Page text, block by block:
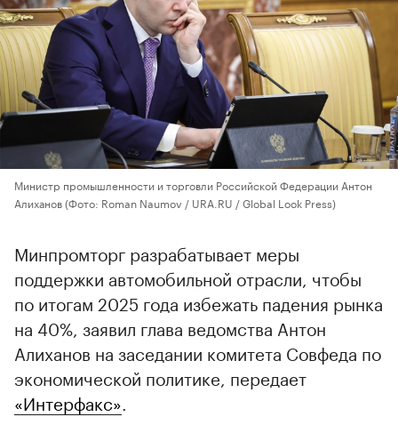
Министр промышленности и торговли Российской Федерации Антон
Алиханов(Фото: Roman Naumov / URA.RU / Global Look Press)
Минпромторг разрабатывает меры
поддержки автомобильной отрасли, чтобы
по итогам 2025 года избежать падения рынка
на 40%, заявил глава ведомства Антон
Алиханов на заседании комитета Совфеда по
экономической политике, передает
«Интерфакс»